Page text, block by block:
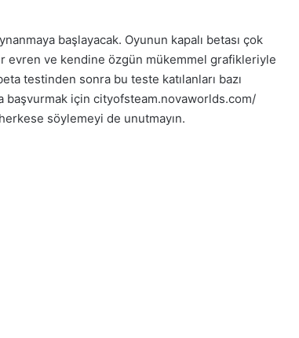
başlayacak. Oyunun kapalı betası çok
evren ve kendine özgün mükemmel grafikleriyle
testinden sonra bu teste katılanları bazı
başvurmak için cityofsteam.novaworlds.com/
söylemeyi de unutmayın.